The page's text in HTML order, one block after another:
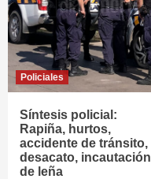
Policiales
Síntesis policial:
Rapiña, hurtos,
accidente de tránsito,
desacato, incautación
de leña